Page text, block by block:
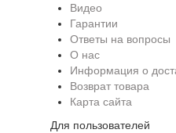
Видео
Гарантии
Ответы на вопросы
О нас
Информация о
Возврат товара
Карта сайта
Для пользователей